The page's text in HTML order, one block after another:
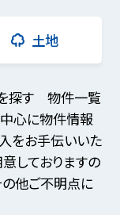
土地
を探す 物件一覧
心に物件情報
をお手伝いいた
しておりますの
の他ご不明点に